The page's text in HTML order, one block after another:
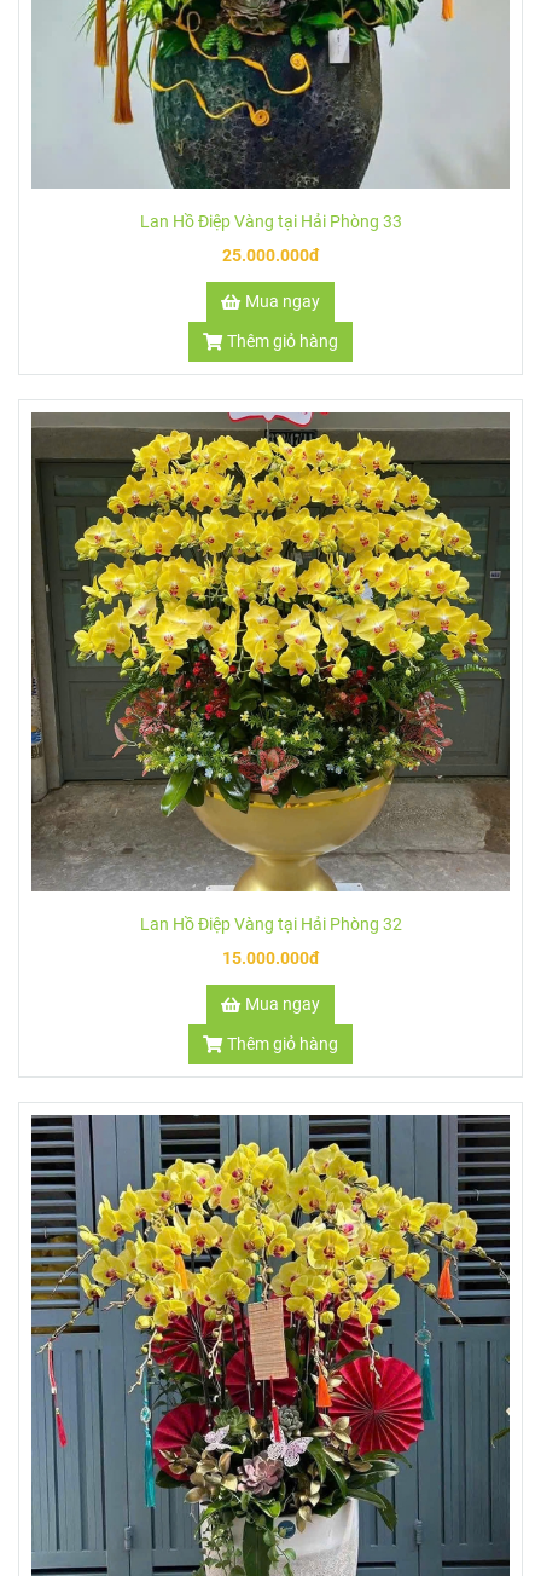
Lan Hồ Điệp Vàng tại Hải Phòng 33
25.000.000đ
Mua ngay
Thêm giỏ hàng
Lan Hồ Điệp Vàng tại Hải Phòng 32
15.000.000đ
Mua ngay
Thêm giỏ hàng